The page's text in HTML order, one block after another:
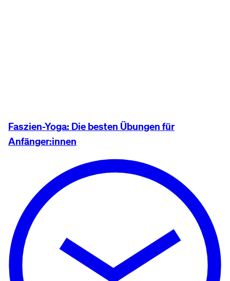
Faszien-Yoga: Die besten Übungen für
Anfänger:innen